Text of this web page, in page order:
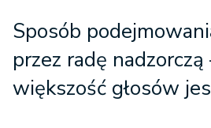
Sposób
przez radę nadzorczą
większość głosów